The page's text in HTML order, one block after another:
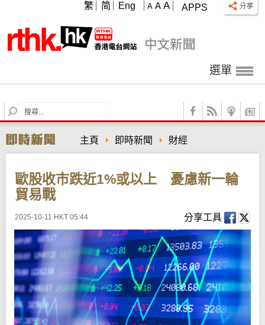
APPS
A A A
繁 简 Eng
選單
S
e
r
c
主頁 即時新聞 財經
歐股收市跌近1%或以上 憂慮新一輪
貿易戰
2025-10-11 HKT 05:44 分享工具